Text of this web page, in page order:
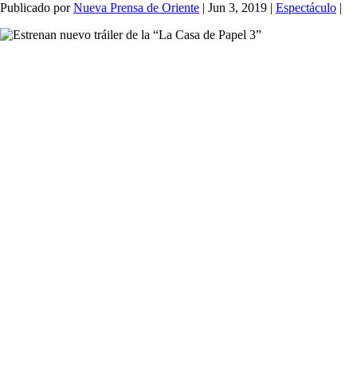
Publicado porNueva Prensa de Oriente | Jun 3, 2019 | Espectáculo |